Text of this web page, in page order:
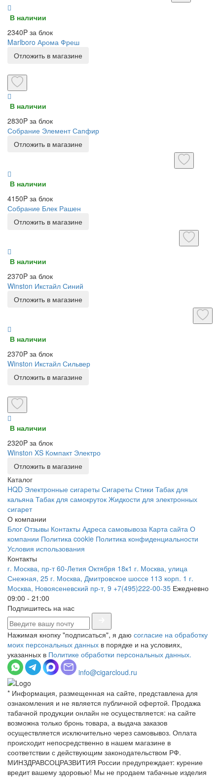
В наличии
2340P за блок
Marlboro Арома Фреш
Отложить в магазине
В наличии
2830P за блок
Собрание Элемент Сапфир
Отложить в магазине
В наличии
4150P за блок
Собрание Блек Рашен
Отложить в магазине
В наличии
2370P за блок
Winston Икстайл Синий
Отложить в магазине
В наличии
2370P за блок
Winston Икстайл Сильвер
Отложить в магазине
В наличии
2320P за блок
Winston XS Компакт Электро
Отложить в магазине
Каталог
HQD Электронные сигареты Сигареты Стики Табак для
кальяна Табак для самокруток Жидкости для электронных
сигарет
О компании
Блог Отзывы Контакты Адреса самовывоза Карта сайта О
компании Политика cookie Политика конфиденциальности
Условия использования
Контакты
г. Москва, пр-т 60-Летия Октября 18к1 г. Москва, улица
Снежная, 25 г. Москва, Дмитровское шоссе 113 корп. 1 г.
Москва, Новоясеневский пр-т, 9 +7(495)222-00-35 Ежедневно
09:00 - 21:00
Подпишитесь на нас
Нажимая кнопку "подписаться", я даю согласие на обработку
моих персональных данных в порядке и на условиях,
указанных в Политике обработки персональных данных.
info@cigarcloud.ru
* Информация, размещенная на сайте, представлена для
ознакомления и не является публичной офертой. Продажа
табачной продукции онлайн не осуществляется: на сайте
возможна только бронь товара, а выдача заказов
осуществляется исключительно через самовывоз. Оплата
происходит непосредственно в нашем магазине в
соответствии с действующим законодательством РФ.
МИНЗДРАВСОЦРАЗВИТИЯ России предупреждает: курение
вредит вашему здоровью! Мы не продаем табачные изделия